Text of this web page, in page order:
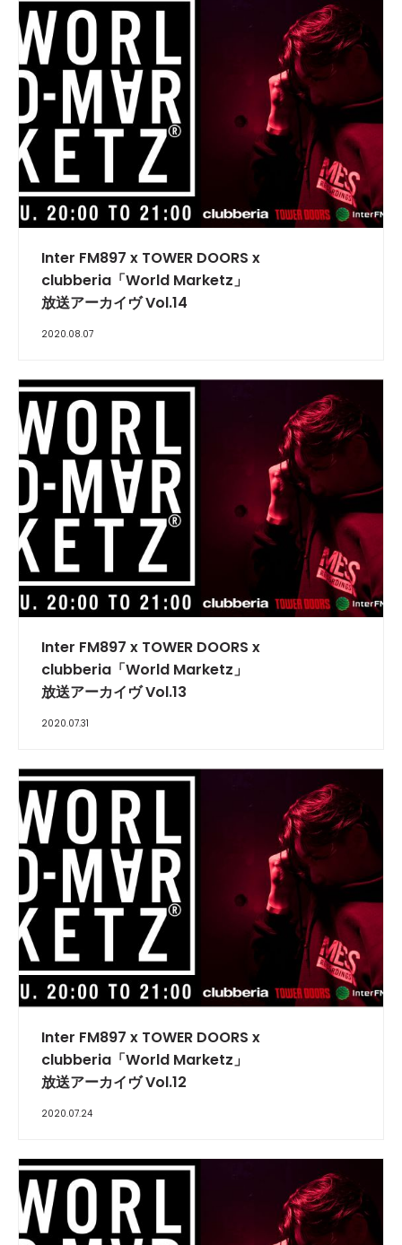
INTERVIEW
Inter FM897 x TOWER DOORS x
clubberia「World Marketz」
放送アーカイヴ Vol.14
2020.08.07
INTERVIEW
Inter FM897 x TOWER DOORS x
clubberia「World Marketz」
放送アーカイヴ Vol.13
2020.07.31
INTERVIEW
Inter FM897 x TOWER DOORS x
clubberia「World Marketz」
放送アーカイヴ Vol.12
2020.07.24